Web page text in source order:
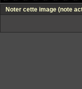
Noter cette image (note